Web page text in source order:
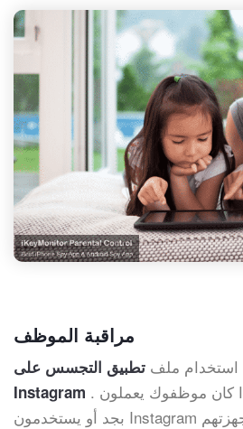
مراقبة الموظف
ملف تطبيق التجسس على
Instagram . يمكنك التحقق مما إذا كان موظفوك يعملون
بجد أو يستخدمون Instagram لقتل الوقت على أجهزتهم